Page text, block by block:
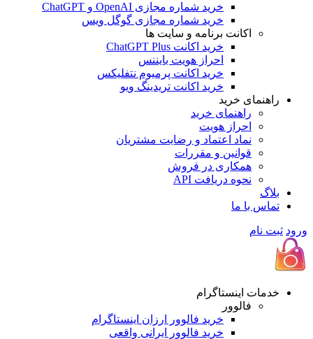
خرید شماره مجازی OpenAI و ChatGPT
خرید شماره مجازی گوگل ویس
اکانت برنامه و سایت ها
خرید اکانت ChatGPT Plus
احراز هویت بایننس
خرید اکانت پرمیوم نتفلیکس
خرید اکانت تریدینگ ویو
خرید
راهنمای خرید
احراز هویت
نماد اعتماد و رضایت مشتریان
قوانین و مقررات
همکاری در فروش
نحوه دریافت API
با ما
نام
اینستاگرام
فالوور
خرید فالوور ارزان اینستاگرام
خرید فالوور ایرانی واقعی